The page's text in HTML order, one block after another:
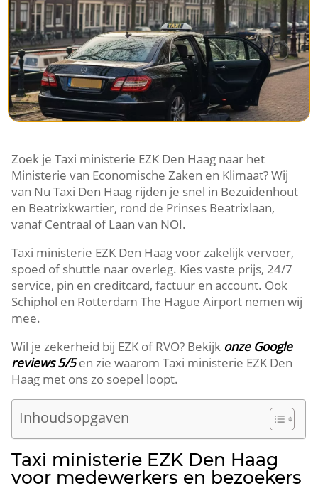
Zoek je Taxi ministerie EZK Den Haag naar het
Ministerie van Economische Zaken en Klimaat? Wij
van Nu Taxi Den Haag rijden je snel in Bezuidenhout
en Beatrixkwartier, rond de Prinses Beatrixlaan,
vanaf Centraal of Laan van NOI.
Taxi ministerie EZK Den Haag voor zakelijk vervoer,
spoed of shuttle naar overleg. Kies vaste prijs, 24/7
service, pin en creditcard, factuur en account. Ook
Schiphol en Rotterdam The Hague Airport nemen wij
mee.
Wil je zekerheid bij EZK of RVO? Bekijk onze Google
reviews 5/5en zie waarom Taxi ministerie EZK Den
Haag met ons zo soepel loopt.
Inhoudsopgaven
Taxi ministerie EZK Den Haag
voor medewerkers en bezoekers